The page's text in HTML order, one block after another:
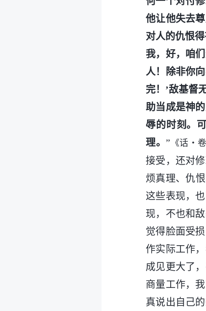
他让他失去
对人的仇恨
我，好，咱
人！除非你
完！’敌基督
助当成是神
辱的时刻。
理。 ” 《话・
接受，还对
烦真理、仇
这些表现，
现，不也和
觉得脸面受
作实际工作
成见更大了
商量工作，
真说出自己